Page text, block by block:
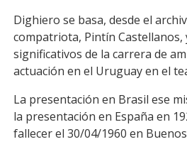
WhatsApp
Copy
Dighiero se basa, desde el
compatriota, Pintín Castellanos,
significativos de la carrera de
actuación en el Uruguay en el
La presentación en Brasil ese
la presentación en España en
fallecer el 30/04/1960 en